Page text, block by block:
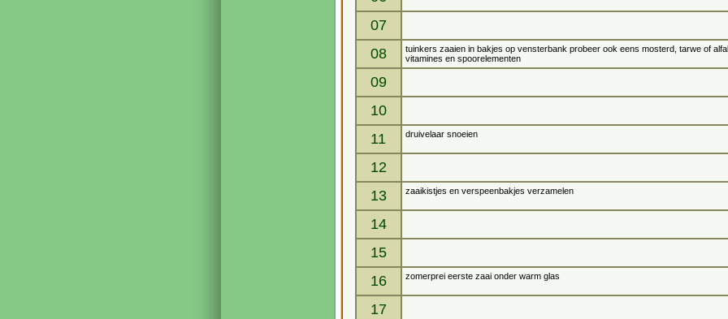
07
08
tuinkers zaaien in bakjes op vensterbank probeer ook eens mosterd, tarwe of
vitamines en spoorelementen
09
10
11
druivelaar snoeien
12
13
zaaikistjes en verspeenbakjes verzamelen
14
15
16
zomerprei eerste zaai onder warm glas
17